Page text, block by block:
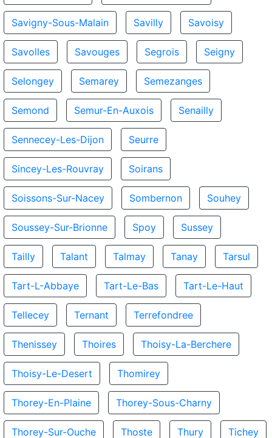
Savigny-Sous-Malain Savilly Savoisy
Savolles Savouges Segrois Seigny
Selongey Semarey Semezanges
Semond Semur-En-Auxois Senailly
Sennecey-Les-Dijon Seurre
Sincey-Les-Rouvray Soirans
Soissons-Sur-Nacey Sombernon Souhey
Soussey-Sur-Brionne Spoy Sussey
Tailly Talant Talmay Tanay Tarsul
Tart-L-Abbaye Tart-Le-Bas Tart-Le-Haut
Tellecey Ternant Terrefondree
Thenissey Thoires Thoisy-La-Berchere
Thoisy-Le-Desert Thomirey
Thorey-En-Plaine Thorey-Sous-Charny
Thorey-Sur-Ouche Thoste Thury Tichey